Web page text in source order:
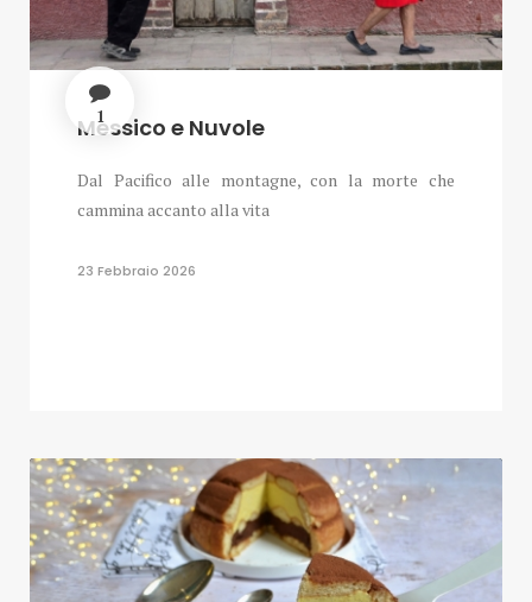
1
Messico e Nuvole
Dal Pacifico alle montagne, con la morte che
cammina accanto alla vita
23 Febbraio 2026